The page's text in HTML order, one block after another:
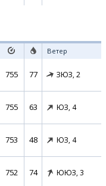
Ветер
755 77 ЗЮЗ, 2
755 63 ЮЗ, 4
753 48 ЮЗ, 4
752 74 ЮЮЗ, 3